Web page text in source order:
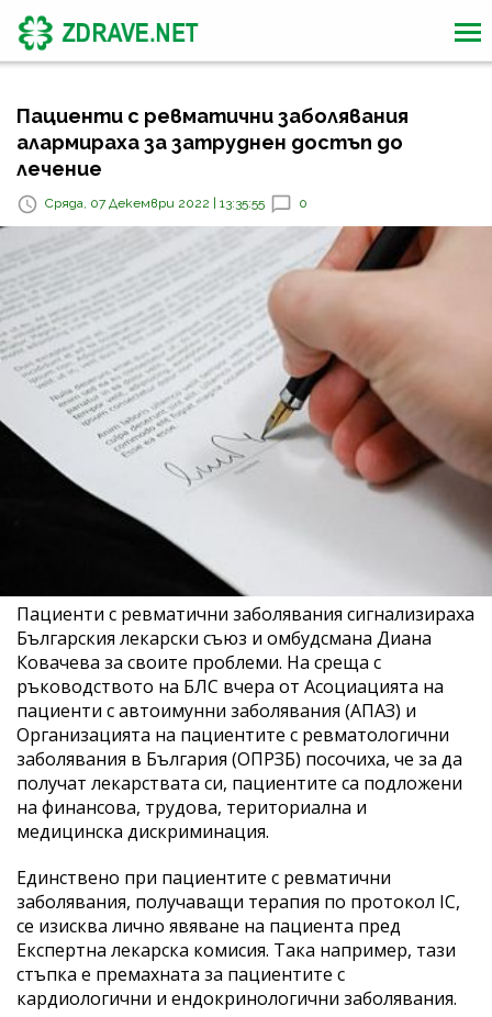
Пациенти с ревматични заболявания
алармираха за затруднен достъп до
лечение
Сряда, 07 Декември 2022 | 13:35:55 0
Пациенти с ревматични заболявания сигнализираха
Българския лекарски съюз и омбудсмана Диана
Ковачева за своите проблеми. На среща с
ръководството на БЛС вчера от Асоциацията на
пациенти с автоимунни заболявания (АПАЗ) и
Организацията на пациентите с ревматологични
заболявания в България (ОПРЗБ) посочиха, че за да
получат лекарствата си, пациентите са подложени
на финансова, трудова, териториална и
медицинска дискриминация.
Единствено при пациентите с ревматични
заболявания, получаващи терапия по протокол IC,
се изисква лично явяване на пациента пред
Експертна лекарска комисия. Така например, тази
стъпка е премахната за пациентите с
кардиологични и ендокринологични заболявания.